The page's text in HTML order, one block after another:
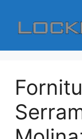
contenuto